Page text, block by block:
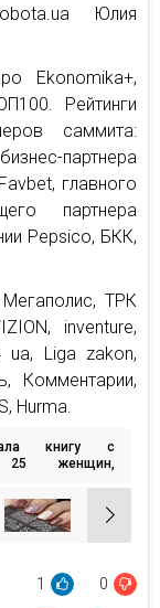
Юлия
Ekonomika+,
Рейтинги
саммита:
партнера
главного
партнера
Pepsico, БКК,
ТРК
inventure,
ua, Liga zakon,
Комментарии,
Hurma.
книгу с
25 женщин,
1 0